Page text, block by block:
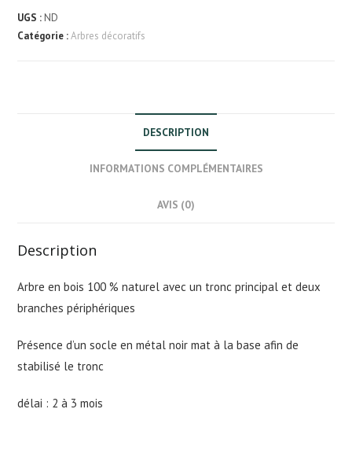
décoratif
d'intérieur
UGS : ND
Catégorie :Arbres décoratifs
DESCRIPTION
INFORMATIONS COMPLÉMENTAIRES
AVIS (0)
Description
Arbre en bois 100 % naturel avec un tronc principal et deux
branches périphériques
Présence d’un socle en métal noir mat à la base afin de
stabilisé le tronc
délai : 2 à 3 mois